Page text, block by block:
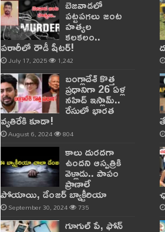
బెజవాడలో
పట్టపగలు జంట
హత్యల
కలకలం..
పరారీలో రౌడీ షీటర్‌!
July 17, 2025 1,242
బంగ్లాదేశ్ కొత్త
ప్రధానిగా 26 ఏళ్ల
నహిద్ ఇస్లామ్..
రేసులో భారత
వ్యతిరేకి కూడా!
August 6, 2024 804
కాలు దురదగా
ఉందని ఆస్పత్రికి
వెళ్లాడు.. పాపం
ప్రాణాలే
పోయాయి, డేంజర్ బ్యాక్టీరియా
September 30, 2024 735
గూగుల్ పే, ఫోన్